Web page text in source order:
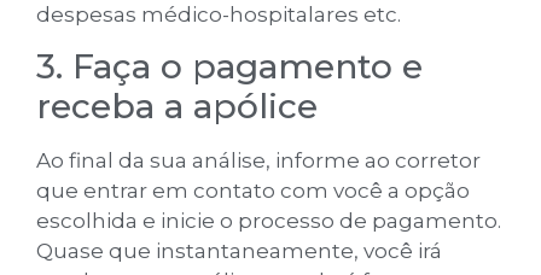
despesas médico-hospitalares etc.
3. Faça o pagamento e
receba a apólice
Ao final da sua análise, informe ao corretor
que entrar em contato com você a opção
escolhida e inicie o processo de pagamento.
Quase que instantaneamente, você irá